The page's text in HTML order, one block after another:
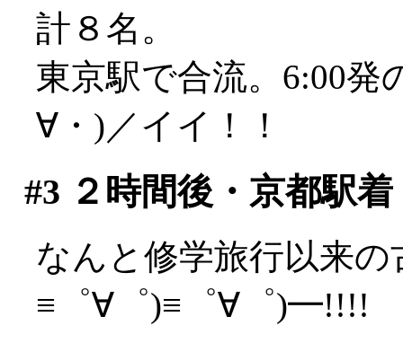
計８名。
東京駅で合流。6:00
∀・)／イイ！！
#3 ２時間後・京都駅着
なんと修学旅行以来
≡゜∀゜)≡゜∀゜)━!!!!